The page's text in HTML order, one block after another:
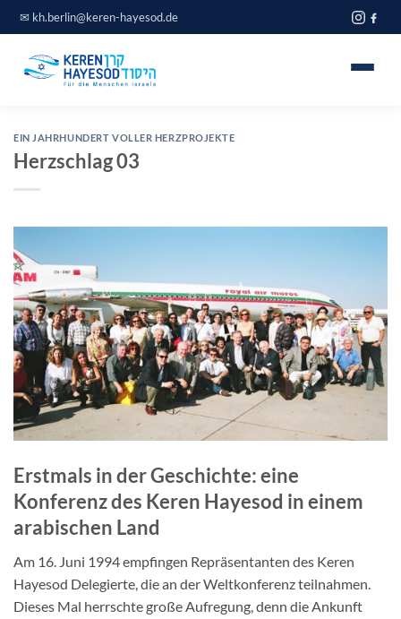
Zum
Inhalt
springen
✉ kh.berlin@keren-hayesod.de
Spendeninfo
Journal
Blog
Kontakt
♥ Jetzt spenden
EIN JAHRHUNDERT VOLLER HERZPROJEKTE
Herzschlag 03
Erstmals in der Geschichte: eine
Konferenz des Keren Hayesod in einem
arabischen Land
Am 16. Juni 1994 empfingen Repräsentanten des Keren
Hayesod Delegierte, die an der Weltkonferenz teilnahmen.
Dieses Mal herrschte große Aufregung, denn die Ankunft